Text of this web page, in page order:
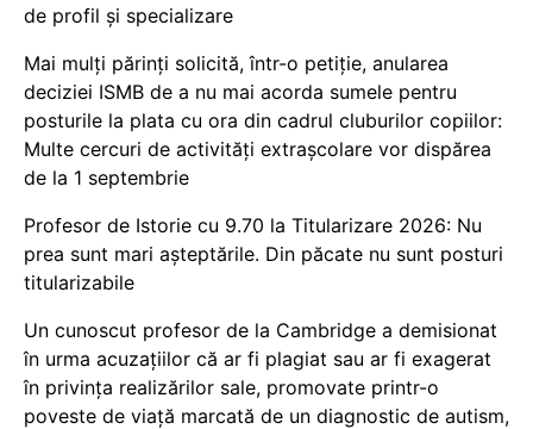
de profil și specializare
Mai mulți părinți solicită, într-o petiție, anularea
deciziei ISMB de a nu mai acorda sumele pentru
posturile la plata cu ora din cadrul cluburilor copiilor:
Multe cercuri de activități extrașcolare vor dispărea
de la 1 septembrie
Profesor de Istorie cu 9.70 la Titularizare 2026: Nu
prea sunt mari așteptările. Din păcate nu sunt posturi
titularizabile
Un cunoscut profesor de la Cambridge a demisionat
în urma acuzațiilor că ar fi plagiat sau ar fi exagerat
în privința realizărilor sale, promovate printr-o
poveste de viață marcată de un diagnostic de autism,